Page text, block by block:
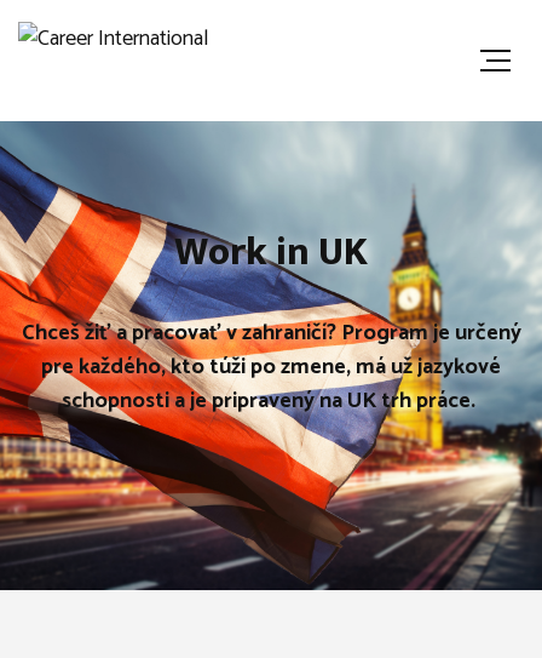
Work in UK
Chceš žiť a pracovať v zahraničí? Program je určený
pre každého, kto túži po zmene, má už jazykové
schopnosti a je pripravený na UK trh práce.